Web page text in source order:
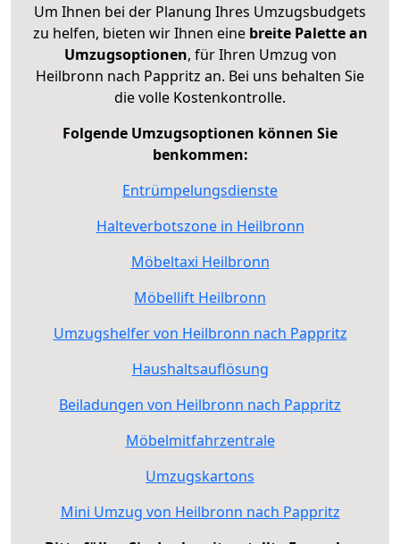
Um Ihnen bei der Planung Ihres Umzugsbudgets
zu helfen, bieten wir Ihnen eine breite Palette an
Umzugsoptionen, für Ihren Umzug von
Heilbronn nach Pappritz an. Bei uns behalten Sie
die volle Kostenkontrolle.
Folgende Umzugsoptionen können Sie
benkommen:
Entrümpelungsdienste
Halteverbotszone in Heilbronn
Möbeltaxi Heilbronn
Möbellift Heilbronn
Umzugshelfer von Heilbronn nach Pappritz
Haushaltsauflösung
Beiladungen von Heilbronn nach Pappritz
Möbelmitfahrzentrale
Umzugskartons
Mini Umzug von Heilbronn nach Pappritz